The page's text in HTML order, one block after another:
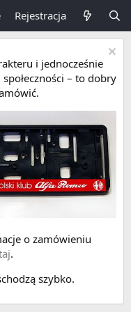
Rejestracja
i jednocześnie
– to dobry
o zamówieniu
.
szybko.